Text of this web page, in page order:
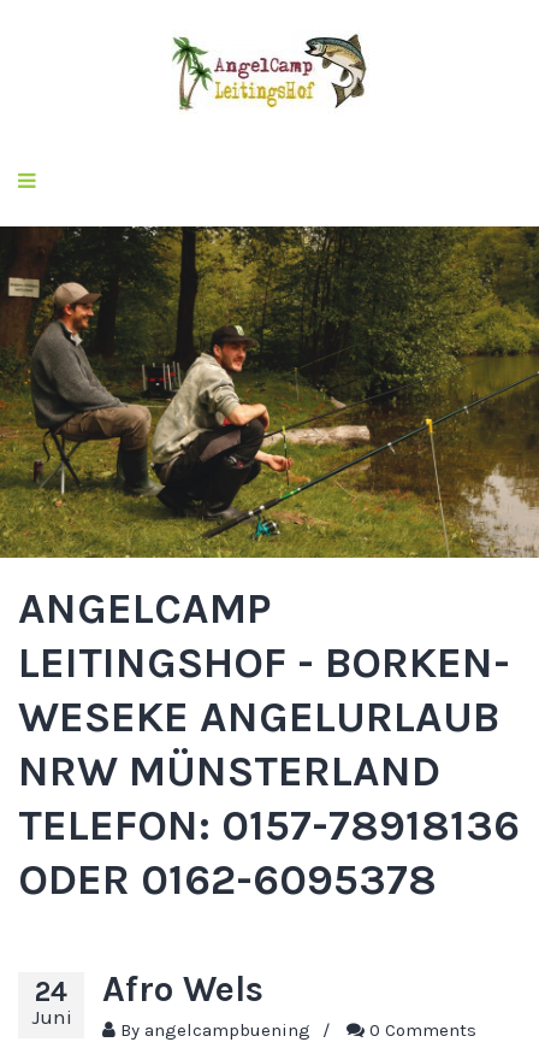
ANGELCAMP
LEITINGSHOF - BORKEN-
WESEKE ANGELURLAUB
NRW MÜNSTERLAND
TELEFON: 0157-78918136
ODER 0162-6095378
24
Juni
Afro Wels
By angelcampbuening / 0 Comments